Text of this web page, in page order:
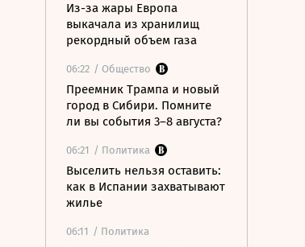
Из-за жары Европа
выкачала из хранилищ
рекордный объем газа
06:22 / Общество
Преемник Трампа и новый
город в Сибири. Помните
ли вы события 3–8 августа?
06:21 / Политика
Выселить нельзя оставить:
как в Испании захватывают
жилье
06:11 / Политика